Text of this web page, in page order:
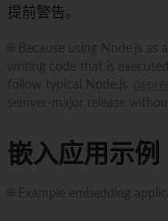
提前警告。
嵌入应用示例